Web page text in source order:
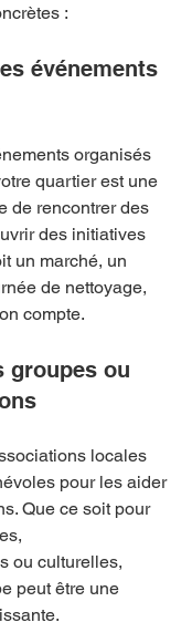
:
événements
organisés
quartier est une
de rencontrer des
des initiatives
un marché, un
de nettoyage,
compte.
groupes ou
locales
pour les aider
Que ce soit pour
ou culturelles,
peut être une